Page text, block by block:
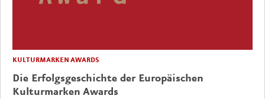
KULTURMARKEN AWARDS
Die Erfolgsgeschichte der Europäischen
Kulturmarken Awards